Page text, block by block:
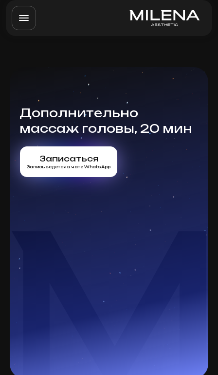
Дополнительно
массаж головы, 20 мин
Записаться
Запись ведется в чате WhatsApp